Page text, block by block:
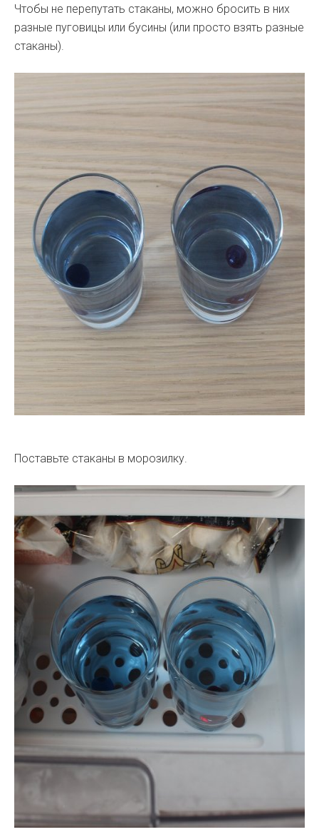
Чтобы не перепутать стаканы, можно бросить в них
разные пуговицы или бусины (или просто взять разные
стаканы).
Поставьте стаканы в морозилку.